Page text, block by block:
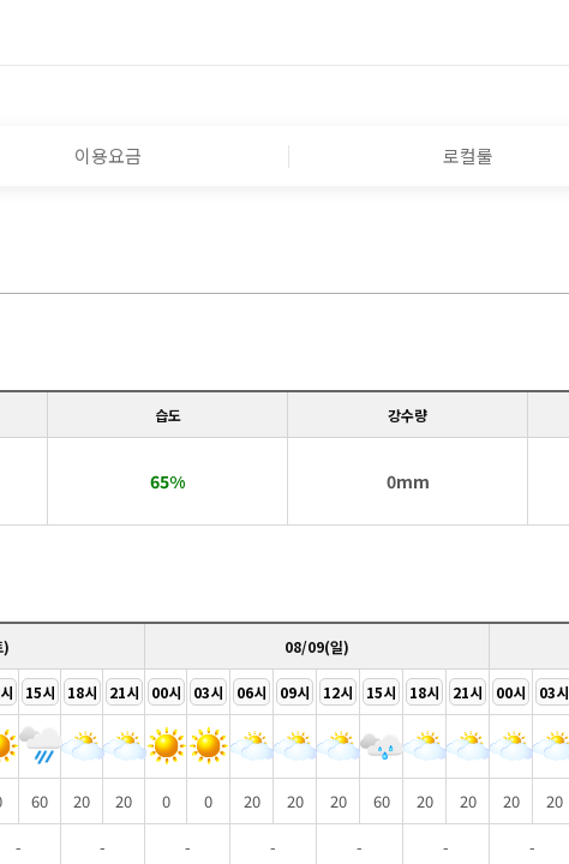
이용요금 로컬룰
습도 강수량
65% 0mm
) 08/09(일)
15시 18시 21시 00시 03시 06시 09시 12시 15시 18시 21시 00시 03시
60 20 20 0 0 20 20 20 60 20 20 20 20
- - - - - - -